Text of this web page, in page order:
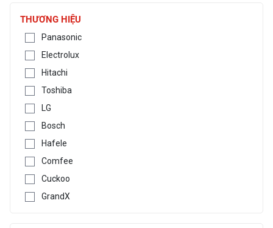
THƯƠNG HIỆU
Panasonic
Electrolux
Hitachi
Toshiba
LG
Bosch
Hafele
Comfee
Cuckoo
GrandX